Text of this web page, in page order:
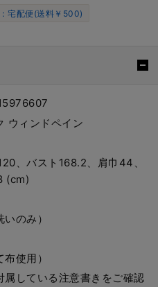
宅配便(送料￥500)
ウィンドペイン
、バスト168.2、肩巾44、
(cm)
のみ）
使用）
属している注意書きをご確認